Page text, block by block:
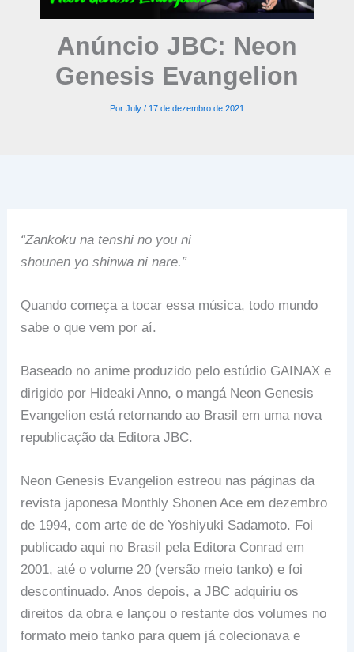
Anúncio JBC: Neon
Genesis Evangelion
Por July / 17 de dezembro de 2021
“Zankoku na tenshi no you ni
shounen yo shinwa ni nare.”
Quando começa a tocar essa música, todo mundo
sabe o que vem por aí.
Baseado no anime produzido pelo estúdio GAINAX e
dirigido por Hideaki Anno, o mangá Neon Genesis
Evangelion está retornando ao Brasil em uma nova
republicação da Editora JBC.
Neon Genesis Evangelion estreou nas páginas da
revista japonesa Monthly Shonen Ace em dezembro
de 1994, com arte de de Yoshiyuki Sadamoto. Foi
publicado aqui no Brasil pela Editora Conrad em
2001, até o volume 20 (versão meio tanko) e foi
descontinuado. Anos depois, a JBC adquiriu os
direitos da obra e lançou o restante dos volumes no
formato meio tanko para quem já colecionava e